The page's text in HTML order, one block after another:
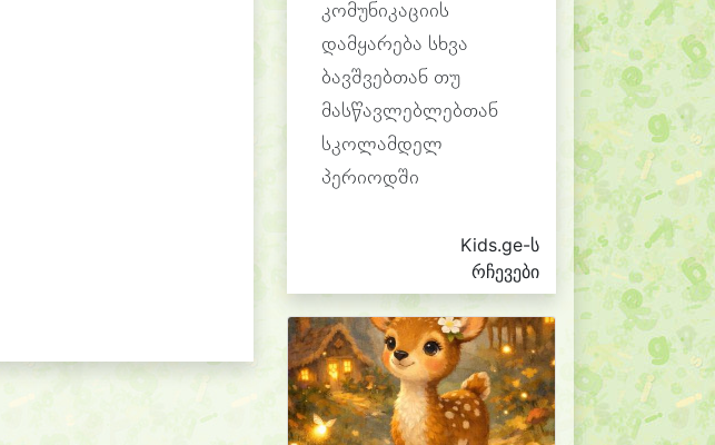
კომუნიკაციის
დამყარება სხვა
ბავშვებთან თუ
მასწავლებლებთან
სკოლამდელ
პერიოდში
Kids.ge-ს
რჩევები